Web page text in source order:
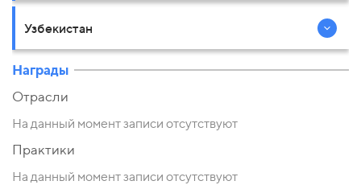
Узбекистан
Награды
Отрасли
На данный момент записи отсутствуют
Практики
На данный момент записи отсутствуют